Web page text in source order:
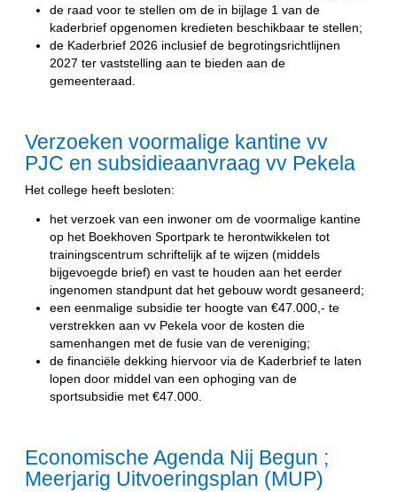
de raad voor te stellen om de in bijlage 1 van de
kaderbrief opgenomen kredieten beschikbaar te stellen;
de Kaderbrief 2026 inclusief de begrotingsrichtlijnen
2027 ter vaststelling aan te bieden aan de
gemeenteraad.
Verzoeken voormalige kantine vv
PJC en subsidieaanvraag vv Pekela
Het college heeft besloten:
het verzoek van een inwoner om de voormalige kantine
op het Boekhoven Sportpark te herontwikkelen tot
trainingscentrum schriftelijk af te wijzen (middels
bijgevoegde brief) en vast te houden aan het eerder
ingenomen standpunt dat het gebouw wordt gesaneerd;
een eenmalige subsidie ter hoogte van €47.000,- te
verstrekken aan vv Pekela voor de kosten die
samenhangen met de fusie van de vereniging;
de financiële dekking hiervoor via de Kaderbrief te laten
lopen door middel van een ophoging van de
sportsubsidie met €47.000.
Economische Agenda Nij Begun ;
Meerjarig Uitvoeringsplan (MUP)